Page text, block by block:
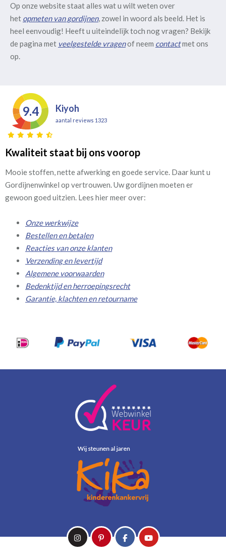
Op onze website staat alles wat u wilt weten over
het opmeten van gordijnen, zowel in woord als beeld. Het is
heel eenvoudig! Heeft u uiteindelijk toch nog vragen? Bekijk
de pagina met veelgestelde vragenof neem contactmet ons
op.
9.4 Kiyoh
aantal reviews 1323
Kwaliteit staat bij ons voorop
Mooie stoffen, nette afwerking en goede service. Daar kunt u
Gordijnenwinkel op vertrouwen. Uw gordijnen moeten er
gewoon goed uitzien. Lees hier meer over:
Onze werkwijze
Bestellen en betalen
Reacties van onze klanten
Verzending en levertijd
Algemene voorwaarden
Bedenktijd en herroepingsrecht
Garantie, klachten en retourname